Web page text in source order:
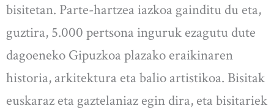
bisitetan. Parte-hartzea iazkoa gainditu du eta,
guztira, 5.000 pertsona inguruk ezagutu dute
dagoeneko Gipuzkoa plazako eraikinaren
historia, arkitektura eta balio artistikoa. Bisitak
euskaraz eta gaztelaniaz egin dira, eta bisitariek